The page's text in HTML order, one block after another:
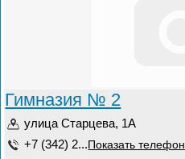
Гимназия № 2
улица Старцева, 1А
+7 (342) 2... Показать телефон